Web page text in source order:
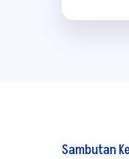
Sambutan